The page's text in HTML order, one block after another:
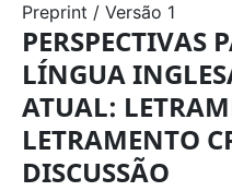
Preprint / Versão 1
PERSPECTIVAS
LÍNGUA
ATUAL:
LETRAMENTO
DISCUSSÃO